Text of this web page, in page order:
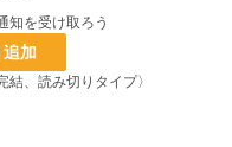
知を受け取ろう
加
、読み切りタイプ〉